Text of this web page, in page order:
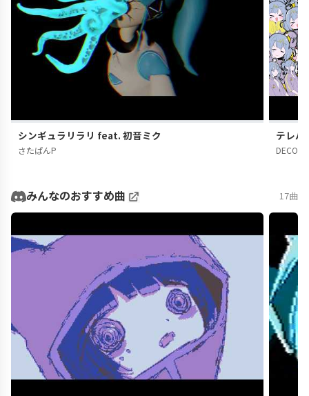
シンギュラリラリ feat. 初音ミク
さたぱんP
テレ
みんなのおすすめ曲 17曲